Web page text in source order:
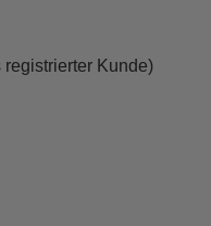
Kunde)